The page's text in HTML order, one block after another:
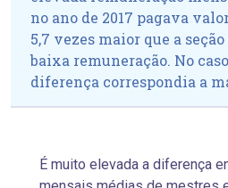
no ano de 2017 pagava
5,7 vezes maior que a
baixa remuneração. No
diferença correspondia a
É muito elevada a diferença